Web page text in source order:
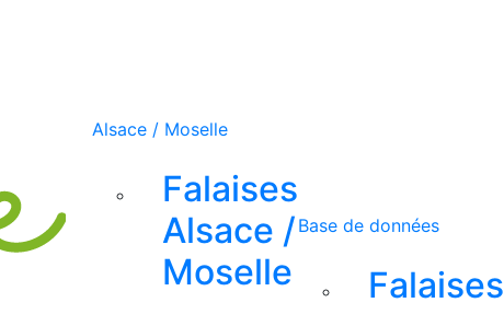
Alsace / Moselle
Falaises
Alsace /
Moselle
Base de données
Falaises